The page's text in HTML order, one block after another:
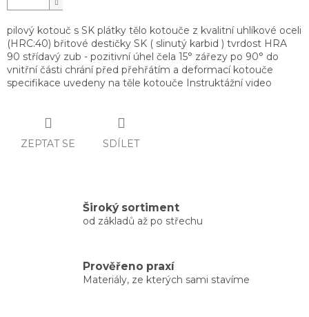
pilový kotouč s SK plátky tělo kotouče z kvalitní uhlíkové oceli
(HRC:40) břitové destičky SK ( slinutý karbid ) tvrdost HRA
90 střídavý zub - pozitivní úhel čela 15° zářezy po 90° do
vnitřní části chrání před přehřátím a deformací kotouče
specifikace uvedeny na těle kotouče Instruktážní video
ZEPTAT SE SDÍLET
Široký sortiment
od základů až po střechu
Prověřeno praxí
Materiály, ze kterých sami stavíme